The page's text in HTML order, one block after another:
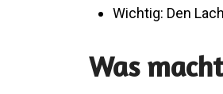
Wichtig: Den
Was